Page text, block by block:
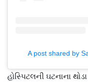
A post shared by
હોસ્પિટલની ઘટનાના